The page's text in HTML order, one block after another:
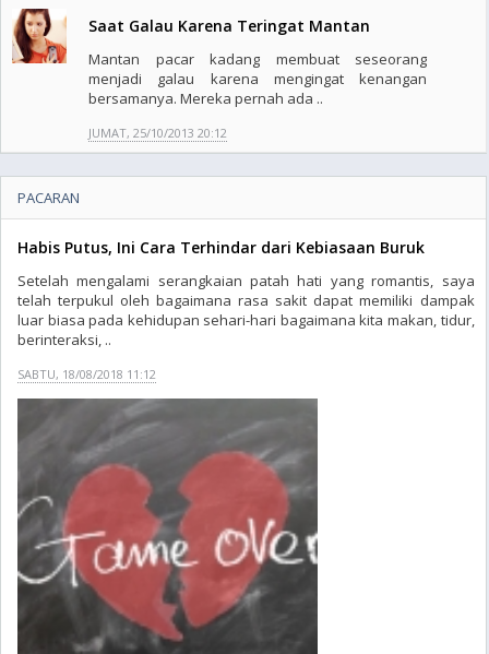
Saat Galau Karena Teringat Mantan
Mantan pacar kadang membuat seseorang
menjadi galau karena mengingat kenangan
bersamanya. Mereka pernah ada ..
JUMAT, 25/10/2013 20:12
PACARAN
Habis Putus, Ini Cara Terhindar dari Kebiasaan Buruk
Setelah mengalami serangkaian patah hati yang romantis, saya
telah terpukul oleh bagaimana rasa sakit dapat memiliki dampak
luar biasa pada kehidupan sehari-hari bagaimana kita makan, tidur,
berinteraksi, ..
SABTU, 18/08/2018 11:12